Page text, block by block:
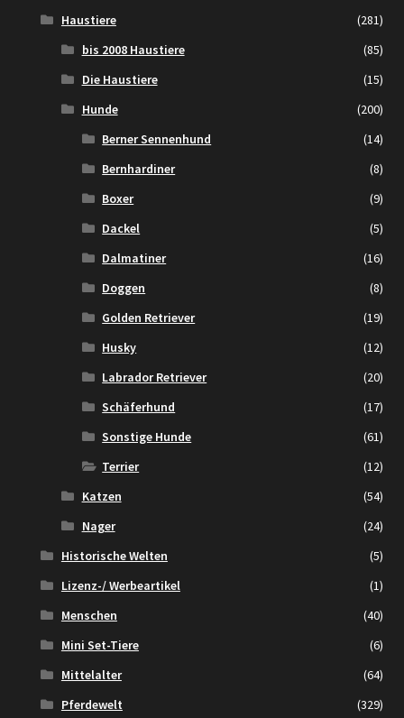
Haustiere
(281)
bis 2008 Haustiere
(85)
Die Haustiere
(15)
Hunde
(200)
Berner Sennenhund
(14)
Bernhardiner
(8)
Boxer
(9)
Dackel
(5)
Dalmatiner
(16)
Doggen
(8)
Golden Retriever
(19)
Husky
(12)
Labrador Retriever
(20)
Schäferhund
(17)
Sonstige Hunde
(61)
Terrier
(12)
Katzen
(54)
Nager
(24)
Historische Welten
(5)
Lizenz-/ Werbeartikel
(1)
Menschen
(40)
Mini Set-Tiere
(6)
Mittelalter
(64)
Pferdewelt
(329)